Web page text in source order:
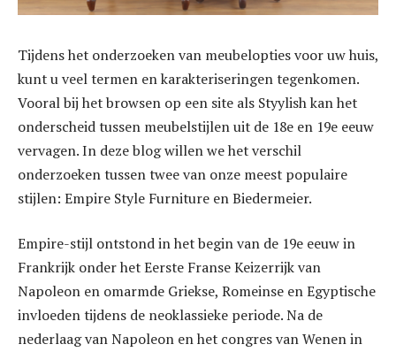
Tijdens het onderzoeken van meubelopties voor uw huis,
kunt u veel termen en karakteriseringen tegenkomen.
Vooral bij het browsen op een site als Styylish kan het
onderscheid tussen meubelstijlen uit de 18e en 19e eeuw
vervagen. In deze blog willen we het verschil
onderzoeken tussen twee van onze meest populaire
stijlen: Empire Style Furniture en Biedermeier.
Empire-stijl ontstond in het begin van de 19e eeuw in
Frankrijk onder het Eerste Franse Keizerrijk van
Napoleon en omarmde Griekse, Romeinse en Egyptische
invloeden tijdens de neoklassieke periode. Na de
nederlaag van Napoleon en het congres van Wenen in